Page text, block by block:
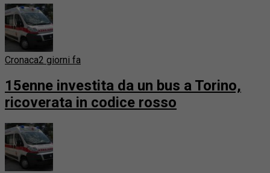
Cronaca2 giorni fa
15enne investita da un bus a Torino,
ricoverata in codice rosso